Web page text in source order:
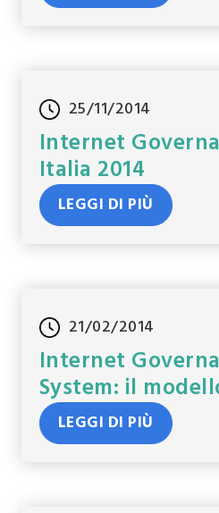
25/11/2014
Internet
Italia 2014
LEGGI DI PIÙ
21/02/2014
Internet
System: il
LEGGI DI PIÙ